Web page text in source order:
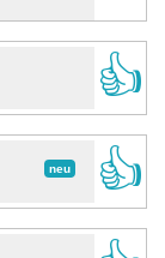
👍
neu
👍